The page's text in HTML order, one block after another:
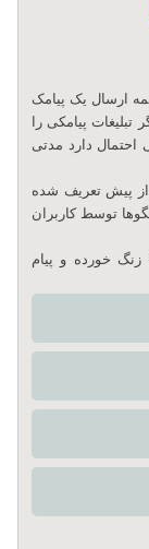
ارسال یک پیامک
پیامکی را
دارد مدتی
از پیش تعریف شده
توسط کاربران
خورده و پیام